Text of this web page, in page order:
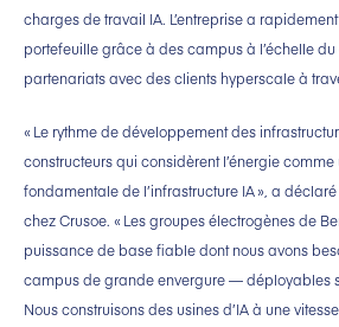
charges de travail IA. L’entreprise a
portefeuille grâce à des campus à l’échelle
partenariats avec des clients hyperscale à
« Le rythme de développement des
constructeurs qui considèrent l’énergie
fondamentale de l’infrastructure IA », a
chez Crusoe. « Les groupes électrogènes de
puissance de base fiable dont nous avons
campus de grande envergure — déployables
Nous construisons des usines d’IA à une